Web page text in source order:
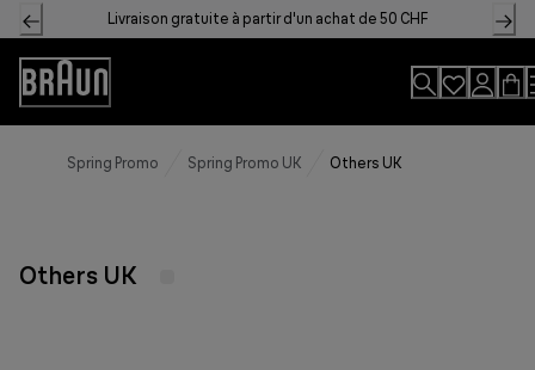
Skip
to
Content
Livraison gratuite à partir d'un achat de 50 CHF
Accessibility
Statement
Spring Promo Spring Promo UK Others UK
Others UK